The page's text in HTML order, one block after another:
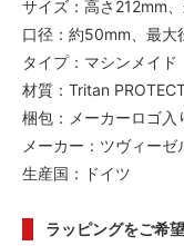
サイズ：高さ212mm
口径：約50mm、最大
タイプ：マシンメイド
材質：Tritan
梱包：メーカーロゴ入
メーカー：ツヴィーゼ
生産国：ドイツ
ラッピングをご希